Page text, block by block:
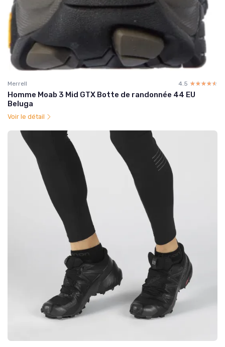
Merrell 4.5 ☆☆☆☆☆
★★★★★
Homme Moab 3 Mid GTX Botte de randonnée 44 EU
Beluga
Voir le détail